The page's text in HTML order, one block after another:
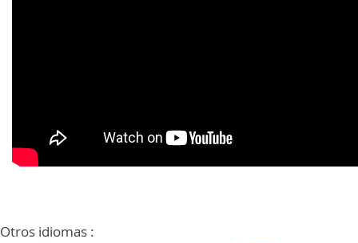
Otros idiomas :